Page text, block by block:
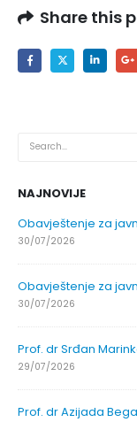
Share this
NAJNOVIJE
Obavještenje za
30/07/2026
Obavještenje za
30/07/2026
Prof. dr Srđan
29/07/2026
Prof. dr Azijada